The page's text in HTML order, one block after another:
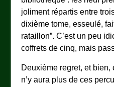
joliment répartis entre
dixième tome, esseulé,
rataillon”. C’est un peu
coffrets de cinq, mais
Deuxième regret, et bien,
n’y aura plus de ces